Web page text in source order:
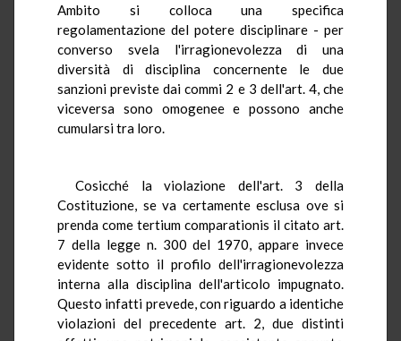
Ambito si colloca una specifica
regolamentazione del potere disciplinare - per
converso svela l'irragionevolezza di una
diversità di disciplina concernente le due
sanzioni previste dai commi 2 e 3 dell'art. 4, che
viceversa sono omogenee e possono anche
cumularsi tra loro.
Cosicché la violazione dell'art. 3 della
Costituzione, se va certamente esclusa ove si
prenda come tertium comparationis il citato art.
7 della legge n. 300 del 1970, appare invece
evidente sotto il profilo dell'irragionevolezza
interna alla disciplina dell'articolo impugnato.
Questo infatti prevede, con riguardo a identiche
violazioni del precedente art. 2, due distinti